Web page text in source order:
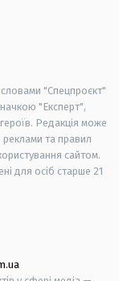
словами "Спецпроєкт"
"Експерт",
Редакція може
реклами та правил
сайтом.
для осіб старше 21